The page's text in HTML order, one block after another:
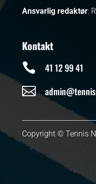
Ansvarlig redaktør:
Kontakt
 41 12 99 41

Copyright © Tennis